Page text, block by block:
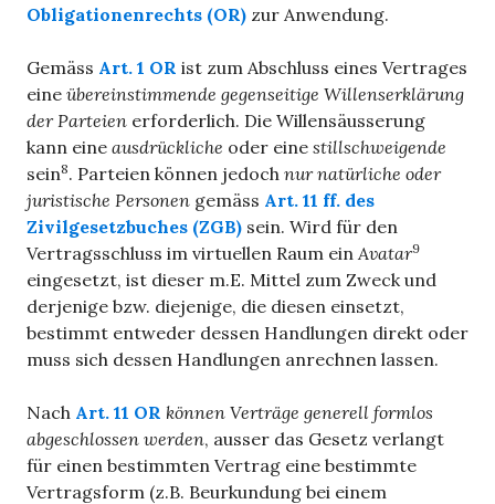
Obligationenrechts (OR) zur Anwendung.
Gemäss Art. 1 OR ist zum Abschluss eines Vertrages
eine übereinstimmende gegenseitige Willenserklärung
der Parteien erforderlich. Die Willensäusserung
kann eine ausdrückliche oder eine stillschweigende
sein8. Parteien können jedoch nur natürliche oder
juristische Personen gemäss Art. 11 ff. des
Zivilgesetzbuches (ZGB) sein. Wird für den
Vertragsschluss im virtuellen Raum einAvatar9
eingesetzt, ist dieser m.E. Mittel zum Zweck und
derjenige bzw. diejenige, die diesen einsetzt,
bestimmt entweder dessen Handlungen direkt oder
muss sich dessen Handlungen anrechnen lassen.
Nach Art. 11 OR können Verträge generell formlos
abgeschlossen werden, ausser das Gesetz verlangt
für einen bestimmten Vertrag eine bestimmte
Vertragsform (z.B. Beurkundung bei einem